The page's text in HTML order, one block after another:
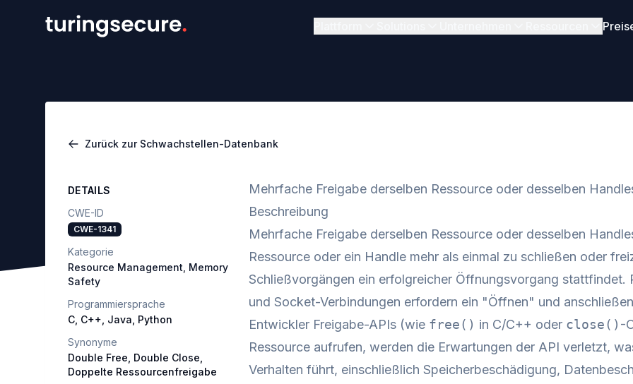
Zurück zur Schwachstellen-Datenbank
DETAILS
CWE-ID
CWE-1341
Kategorie
Resource Management Memory
Safety
Programmiersprache
C, C++, Java, Python
Synonyme
Double Free, Double Close,
Doppelte Ressourcenfreigabe
Mehrfache Freigabe derselben Ressource oder desselben
Beschreibung
Mehrfache Freigabe derselben Ressource oder desselben
Ressource oder ein Handle mehr als einmal zu schließen oder
Schließvorgängen ein erfolgreicher Öffnungsvorgang stattfindet.
und Socket-Verbindungen erfordern ein "Öffnen" und
Entwickler Freigabe-APIs (wie free() in C/C++ oder close() -
Ressource aufrufen, werden die Erwartungen der API verletzt,
Verhalten führt, einschließlich Speicherbeschädigung,